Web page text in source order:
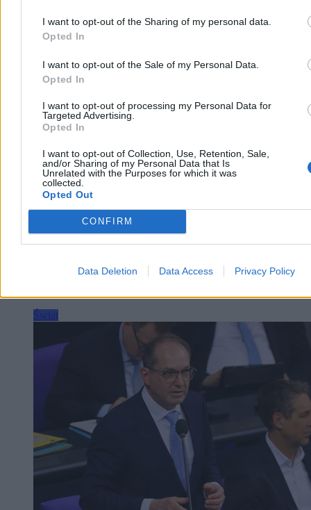
I want to opt-out of the Sharing of my personal data.
Opted In
I want to opt-out of the Sale of my Personal Data.
Opted In
I want to opt-out of processing my Personal Data for
Targeted Advertising.
Opted In
I want to opt-out of Collection, Use, Retention, Sale,
and/or Sharing of my Personal Data that Is
Unrelated with the Purposes for which it was
collected.
Opted Out
CONFIRM
Data Deletion Data Access Privacy Policy
tymczasowego aresztu.
Agnieszka Waś-Turecka
Reklama